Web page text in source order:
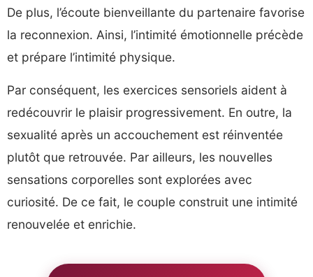
De plus, l’écoute bienveillante du partenaire favorise
la reconnexion. Ainsi, l’intimité émotionnelle précède
et prépare l’intimité physique.
Par conséquent, les exercices sensoriels aident à
redécouvrir le plaisir progressivement. En outre, la
sexualité après un accouchement est réinventée
plutôt que retrouvée. Par ailleurs, les nouvelles
sensations corporelles sont explorées avec
curiosité. De ce fait, le couple construit une intimité
renouvelée et enrichie.